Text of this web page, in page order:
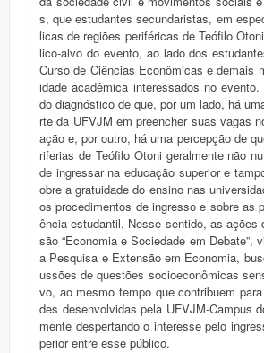
s, que estudantes secundaristas, em
licas de regiões periféricas de Teófilo
lico-alvo do evento, ao lado dos
Curso de Ciências Econômicas e demais
idade acadêmica interessados no
do diagnóstico de que, por um lado, há
rte da UFVJM em preencher suas vagas
ação e, por outro, há uma percepção de
riferias de Teófilo Otoni geralmente não
de ingressar na educação superior e
obre a gratuidade do ensino nas
os procedimentos de ingresso e sobre as
ência estudantil. Nesse sentido, as ações
são “Economia e Sociedade em Debate”,
a Pesquisa e Extensão em Economia,
ussões de questões socioeconômicas
vo, ao mesmo tempo que contribuem
des desenvolvidas pela UFVJM-Campus
mente despertando o interesse pelo
perior entre esse público.